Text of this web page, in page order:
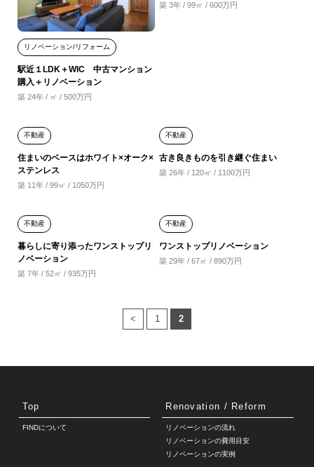
リノベーション/リフォーム
駅近１LDK＋WIC 中古マンション
購入＋リノベーション
築 24年 / ㎡ / 500万円
築 3年 / 99㎡ / 600万円
不動産
住まいのベースはホワイト×オーク×
ステンレス
築 11年 / 99㎡ / 1050万円
不動産
古き良きものを引き継ぐ住まい
築 26年 / 120㎡ / 1100万円
不動産
暮らしに寄り添ったワンストップリ
ノベーション
築 7年 / 52㎡ / 935万円
不動産
ワンストップリノベーション
築 29年 / 67㎡ / 890万円
< 1 2
Top
FINDについて
Renovation / Reform
リノベーションの流れ
リノベーションの費用目安
リノベーションの実例